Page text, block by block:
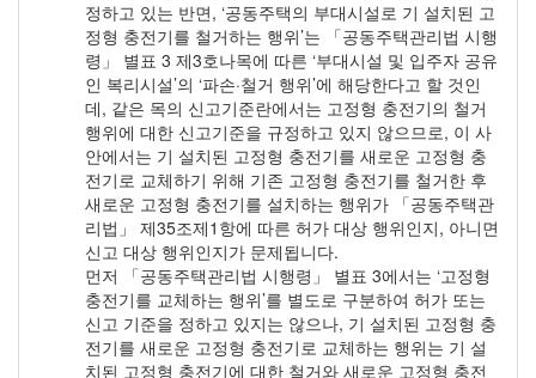
정하고 있는 반면, ‘공동주택의 부대시설로 기 설치된 고
정형 충전기를 철거하는 행위’는 「공동주택관리법 시행
령」 별표 3 제3호나목에 따른 ‘부대시설 및 입주자 공유
인 복리시설’의 ‘파손·철거 행위’에 해당한다고 할 것인
데, 같은 목의 신고기준란에서는 고정형 충전기의 철거
행위에 대한 신고기준을 규정하고 있지 않으므로, 이 사
안에서는 기 설치된 고정형 충전기를 새로운 고정형 충
전기로 교체하기 위해 기존 고정형 충전기를 철거한 후
새로운 고정형 충전기를 설치하는 행위가 「공동주택관
리법」 제35조제1항에 따른 허가 대상 행위인지, 아니면
신고 대상 행위인지가 문제됩니다.
먼저 「공동주택관리법 시행령」 별표 3에서는 ‘고정형
충전기를 교체하는 행위’를 별도로 구분하여 허가 또는
신고 기준을 정하고 있지는 않으나, 기 설치된 고정형 충
전기를 새로운 고정형 충전기로 교체하는 행위는 기 설
치된 고정형 충전기에 대한 철거와 새로운 고정형 충전